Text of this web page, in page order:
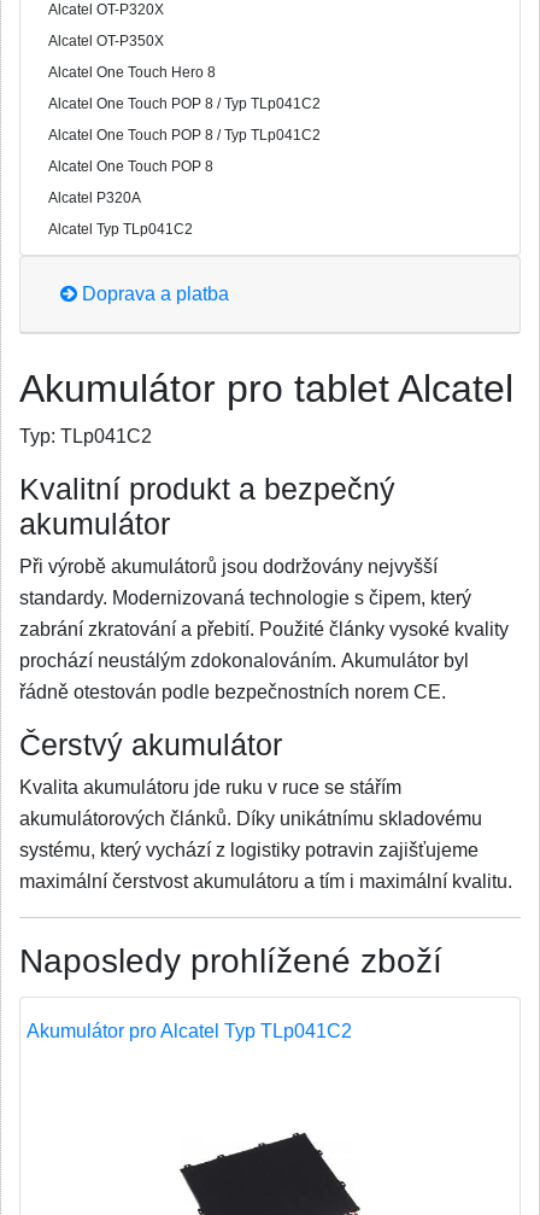
Alcatel OT-P320X
Alcatel OT-P350X
Alcatel One Touch Hero 8
Alcatel One Touch POP 8 / Typ TLp041C2
Alcatel One Touch POP 8 / Typ TLp041C2
Alcatel One Touch POP 8
Alcatel P320A
Alcatel Typ TLp041C2
Doprava a platba
Akumulátor pro tablet Alcatel
Typ: TLp041C2
Kvalitní produkt a bezpečný
akumulátor
Při výrobě akumulátorů jsou dodržovány nejvyšší
standardy. Modernizovaná technologie s čipem, který
zabrání zkratování a přebití. Použité články vysoké kvality
prochází neustálým zdokonalováním. Akumulátor byl
řádně otestován podle bezpečnostních norem CE.
Čerstvý akumulátor
Kvalita akumulátoru jde ruku v ruce se stářím
akumulátorových článků. Díky unikátnímu skladovému
systému, který vychází z logistiky potravin zajišťujeme
maximální čerstvost akumulátoru a tím i maximální kvalitu.
Naposledy prohlížené zboží
Akumulátor pro Alcatel Typ TLp041C2